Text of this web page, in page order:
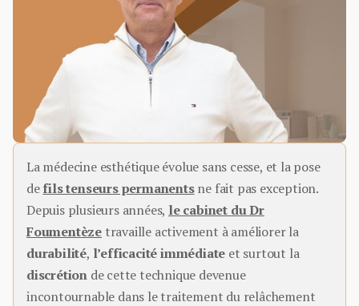
La médecine esthétique évolue sans cesse, et la pose
defils tenseurs permanentsne fait pas exception.
Depuis plusieurs années, le cabinet du Dr
Foumentèze travaille activement à améliorer la
durabilité, l’efficacité immédiate et surtout la
discrétion de cette technique devenue
incontournable dans le traitement du relâchement